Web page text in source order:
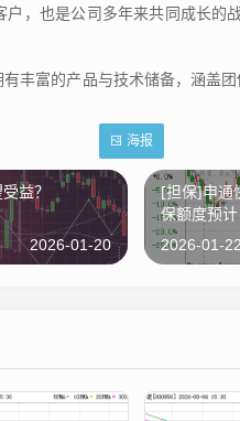
也是公司多年来共同成长的
富的产品与技术储备，涵盖团
海报
益？
2026-01-20
[担保]申通
保额度预计
2026-01-22